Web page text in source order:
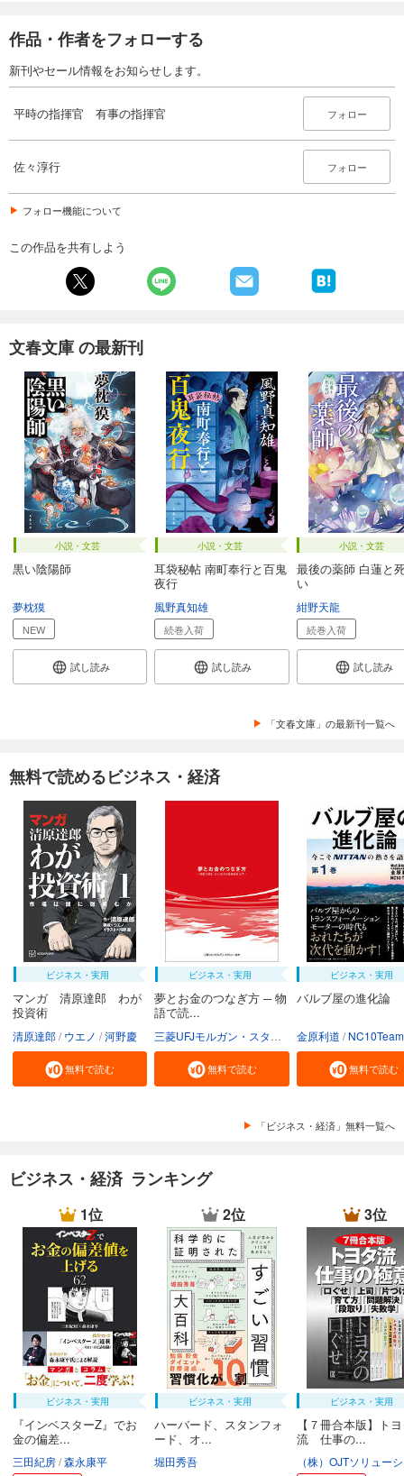
作品・作者をフォローする
新刊やセール情報をお知らせします。
平時の指揮官 有事の指揮官 フォロー
佐々淳行 フォロー
フォロー機能について
この作品を共有しよう
文春文庫 の最新刊
小説・文芸
黒い陰陽師
夢枕獏
NEW
試し読み
小説・文芸
耳袋秘帖 南町奉行と百鬼
夜行
風野真知雄
続巻入荷
試し読み
小説・文芸
最後の薬師 白蓮と
い
紺野天龍
続巻入荷
試し読み
「文春文庫」の最新刊一覧へ
無料で読めるビジネス・経済
ビジネス・実用
マンガ 清原達郎 わが
投資術
清原達郎 ウエノ 河野慶
無料で読む
ビジネス・実用
夢とお金のつなぎ方 ─ 物
語で読...
無料で読む
ビジネス・実用
バルブ屋の進化論
金原利道 NC10Team
無料で読む
「ビジネス・経済」無料一覧へ
ビジネス・経済 ランキング
1位
ビジネス・実用
『インベスターZ』でお
金の偏差...
三田紀房 森永康平
2位
ビジネス・実用
ハーバード、スタンフォ
ード、オ...
堀田秀吾
3位
ビジネス・実用
【７冊合本版】ト
流 仕事の...